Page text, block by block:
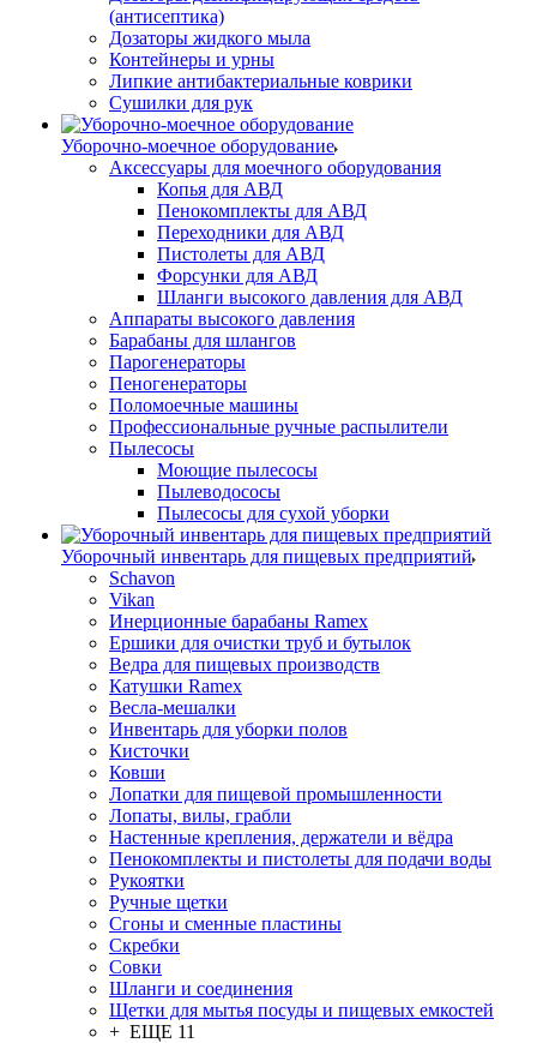
(антисептика)
Дозаторы жидкого мыла
Контейнеры и урны
Липкие антибактериальные коврики
Сушилки для рук
Уборочно-моечное оборудование
Аксессуары для моечного оборудования
Копья для АВД
Пенокомплекты для АВД
Переходники для АВД
Пистолеты для АВД
Форсунки для АВД
Шланги высокого давления для АВД
Аппараты высокого давления
Барабаны для шлангов
Парогенераторы
Пеногенераторы
Поломоечные машины
Профессиональные ручные распылители
Пылесосы
Моющие пылесосы
Пылеводососы
Пылесосы для сухой уборки
Уборочный инвентарь для пищевых предприятий
Schavon
Vikan
Инерционные барабаны Ramex
Ершики для очистки труб и бутылок
Ведра для пищевых производств
Катушки Ramex
Весла-мешалки
Инвентарь для уборки полов
Кисточки
Ковши
Лопатки для пищевой промышленности
Лопаты, вилы, грабли
Настенные крепления, держатели и вёдра
Пенокомплекты и пистолеты для подачи воды
Рукоятки
Ручные щетки
Сгоны и сменные пластины
Скребки
Совки
Шланги и соединения
Щетки для мытья посуды и пищевых емкостей
+ ЕЩЕ 11